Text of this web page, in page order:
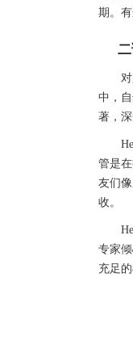
期。
对少
中，
著，
管是
友们
收。
专家
充足